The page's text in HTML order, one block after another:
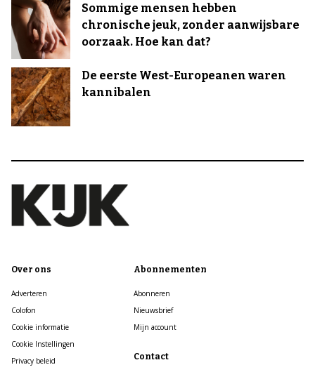
Sommige mensen hebben
chronische jeuk, zonder aanwijsbare
oorzaak. Hoe kan dat?
De eerste West-Europeanen waren
kannibalen
Over ons
Adverteren
Colofon
Cookie informatie
Cookie Instellingen
Privacy beleid
Abonnementen
Abonneren
Nieuwsbrief
Mijn account
Contact